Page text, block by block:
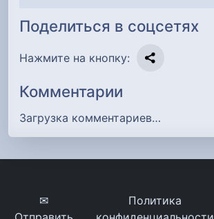
Поделиться в соцсетях
Нажмите на кнопку:
Комментарии
Загрузка комментариев…
✉
Политика